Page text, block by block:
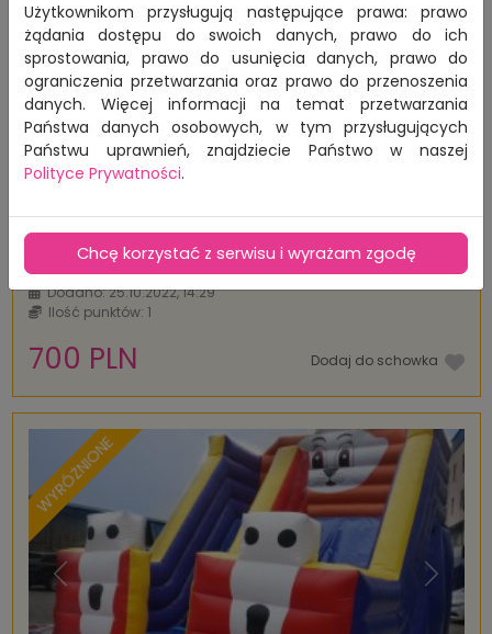
6
Poprzednia
iskier
Lokalizacja: Bydgoszcz CAŁY KRAJ
Dodano: 25.10.2022, 14:29
Ilość punktów: 1
700 PLN Dodaj do schowka
WYRÓŻNIONE
Poprzednia
Użytkownikom przysługują następujące prawa: prawo
żądania dostępu do swoich danych, prawo do ich
sprostowania, prawo do usunięcia danych, prawo do
ograniczenia przetwarzania oraz prawo do przenoszenia
danych. Więcej informacji na temat przetwarzania
Państwa danych osobowych, w tym przysługujących
Państwu uprawnień, znajdziecie Państwo w naszej
Polityce Prywatności.
Chcę korzystać z serwisu i wyrażam zgodę